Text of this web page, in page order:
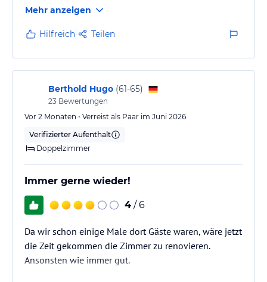
erledigt...aber man mußte quasi erst einen Schups
geben. Das Personal hat einen Pluspunkt
verdient,immer nett und freundlich. Trotz allem
wurden kleine Missstände erst erledigt wenn man
sich aufmerksam gemacht hat. Eine gute
Bezeichnung ist "schlicht und einfach"…
Mehr anzeigen
Hilfreich Teilen
Berthold Hugo (61-65)
23 Bewertungen
Vor 2 Monaten • Verreist als Paar im Juni 2026
Verifizierter Aufenthalt
Doppelzimmer
Immer gerne wieder!
4 / 6
Da wir schon einige Male dort Gäste waren, wäre jetzt
die Zeit gekommen die Zimmer zu renovieren.
Ansonsten wie immer gut.